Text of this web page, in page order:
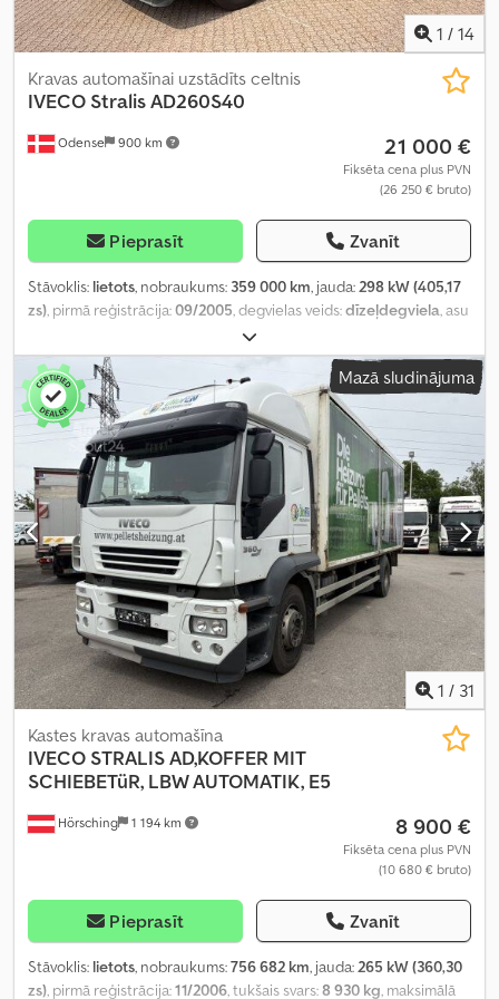
1 / 14
Odense 900 km
Kravas automašīnai uzstādīts celtnis
IVECO Stralis AD260S40
21 000 €
Fiksēta cena plus PVN
(26 250 € bruto)
Pieprasīt Zvanīt
Stāvoklis: lietots, nobraukums: 359 000 km, jauda: 298 kW (405,17
zs) , pirmā reģistrācija:09/2005 , degvielas veids:dīzeļdegviela , asu
, pārnesuma veids:
Euro 3, Ražošanas gads:2005,
Mazā sludinājuma
1 / 31
Hörsching 1 194 km
Kastes kravas automašīna
IVECO STRALIS AD,KOFFER MIT
SCHIEBETüR, LBW AUTOMATIK, E5
8 900 €
Fiksēta cena plus PVN
(10 680 € bruto)
Pieprasīt Zvanīt
Stāvoklis: lietots, nobraukums:756 682 km, jauda:265 kW (360,30
zs), pirmā reģistrācija:11/2006, tukšais svars:8 930 kg, maksimālā